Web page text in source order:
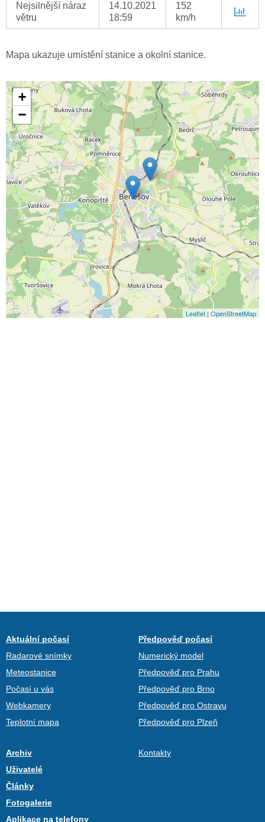
Nejsilnější náraz
větru
14.10.2021
18:59
152
km/h
Mapa ukazuje umístění stanice a okolní stanice.
+
−
Leaflet | OpenStreetMap
Aktuální počasí
Radarové snímky
Meteostanice
Počasí u vás
Webkamery
Teplotní mapa
Předpověď počasí
Numerický model
Předpověď pro Prahu
Předpověď pro Brno
Předpověď pro Ostravu
Předpověď pro Plzeň
Archiv
Uživatelé
Články
Fotogalerie
Aplikace na telefony
Kontakty